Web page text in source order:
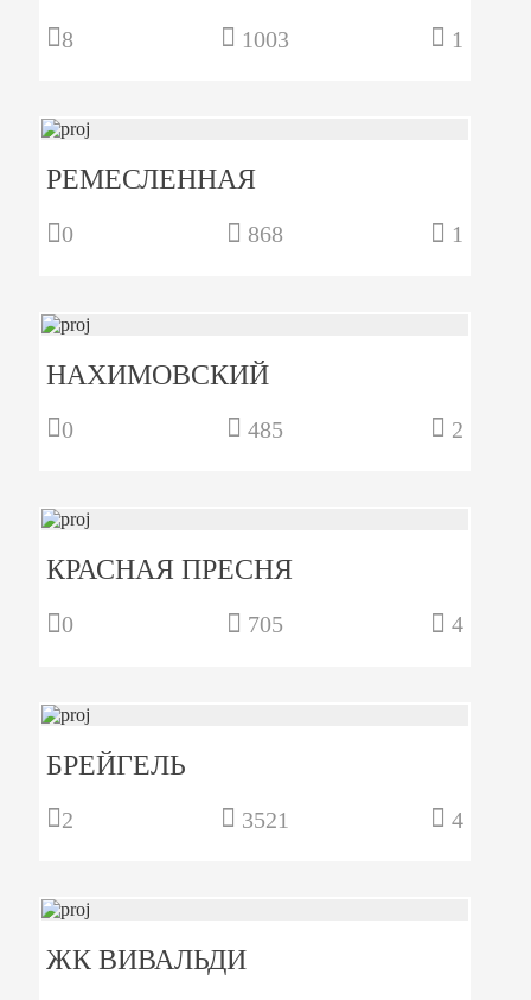
8 1003 1
РЕМЕСЛЕННАЯ
0 868 1
НАХИМОВСКИЙ
0 485 2
КРАСНАЯ ПРЕСНЯ
0 705 4
БРЕЙГЕЛЬ
2 3521 4
ЖК ВИВАЛЬДИ